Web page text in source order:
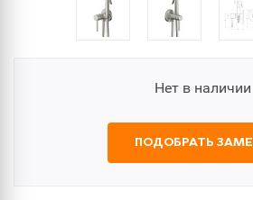
Нет в наличии
ПОДОБРАТЬ